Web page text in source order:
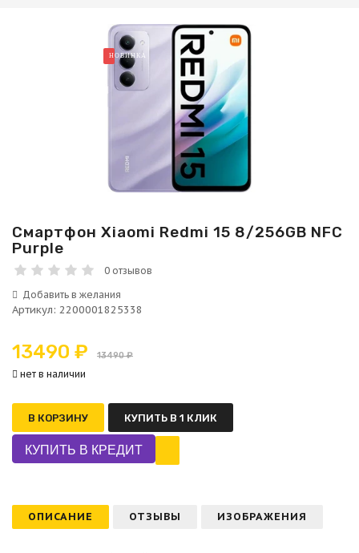
НОВИНКА
Смартфон Xiaomi Redmi 15 8/256GB NFC
Purple
0 отзывов
Артикул: 2200001825338
13490 ₽ 13490 ₽
нет в наличии
В КОРЗИНУ КУПИТЬ В 1 КЛИК
ОПИСАНИЕ ОТЗЫВЫ ИЗОБРАЖЕНИЯ